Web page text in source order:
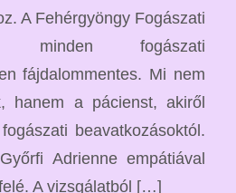
A Fehérgyöngy Fogászati
minden fogászati
fájdalommentes. Mi nem
hanem a pácienst, akiről
beavatkozásoktól.
Adrienne empátiával
A vizsgálatból […]